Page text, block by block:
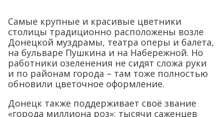
Самые крупные и красивые цветники
столицы традиционно расположены возле
Донецкой муздрамы, театра оперы и балета,
на бульваре Пушкина и на Набережной. Но
работники озеленения не сидят сложа руки
и по районам города – там тоже полностью
обновили цветочное оформление.
Донецк также поддерживает своё звание
«города миллиона роз»: тысячи саженцев